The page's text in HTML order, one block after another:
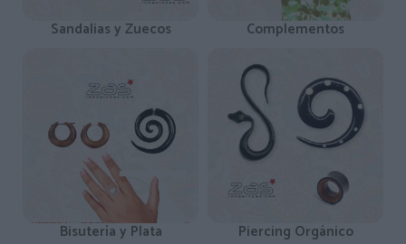
Sandalias y Zuecos Complementos
Bisutería y Plata Piercing Orgánico